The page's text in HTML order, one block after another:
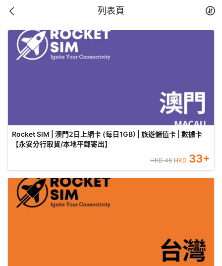
列表頁
Rocket SIM | 澳門2日上網卡 (每日1GB) | 旅遊儲值卡 | 數據卡
【永安分行取貨/本地平郵寄出】
HKD48 HKD 33+